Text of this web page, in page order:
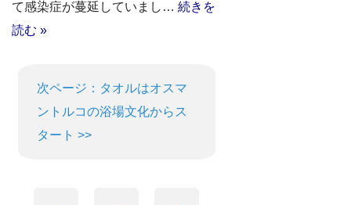
て感染症が蔓延していまし… 続きを
読む »
次ページ：タオルはオスマ
ントルコの浴場文化からス
タート >>